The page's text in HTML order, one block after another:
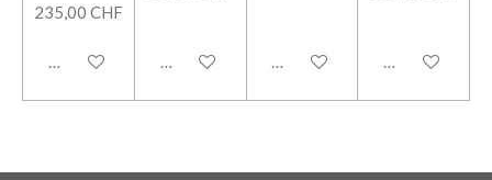
235,00 CHF
In den WarenkorbIn den WarenkorbIn den WarenkorbIn den